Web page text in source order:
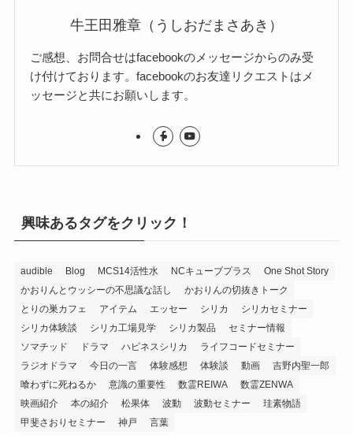
牛王田雅章（うしおだまさあき）
ご感想、お問合せはfacebookのメッセージからのみ受
け付けております。facebookのお友達リクエストはメ
ッセージと共にお願いします。
興味あるタグをクリック！
audible Blog MCS14活性水 NCキューブプラス
One Shot Story
かおりんとウッシーの不思議な話し
かおりんの切抜きトーク
とりの巣カフェ
アイテム エッセー シリカ
シリカセミナー
シリカ体験談
シリカ工場見学 シリカ製品
セミナー情報
ソマチッド
ドラマ ハピネスシリカ
ライフコードセミナー
ラジオドラマ
今日の一言 体験感想 体験談 動画
吉野内聖一郎
喰わずに死ねるか
意識の重要性 数霊REIWA
数霊ZENWA
映画紹介
本の紹介 松果体 波動 波動セミナー
珪素物語
甲斐さおりセミナー
神戸 言葉